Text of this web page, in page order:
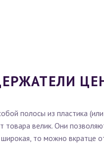
полосы из пластика
товара велик. Они
то можно вкратце